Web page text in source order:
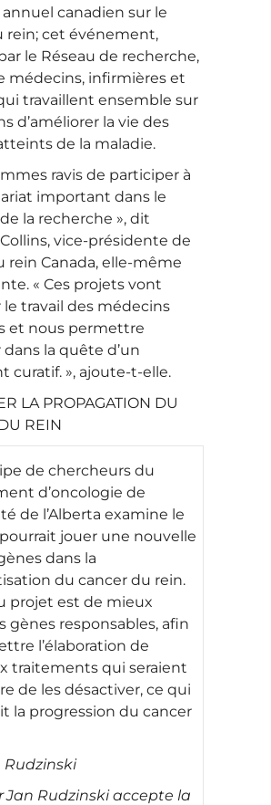
canadien sur le
rein; cet événement,
le Réseau de recherche,
médecins, infirmières et
travaillent ensemble sur
d’améliorer la vie des
de la maladie.
ravis de participer à
important dans le
la recherche », dit
vice-présidente de
rein Canada, elle-même
« Ces projets vont
travail des médecins
et nous permettre
dans la quête d’un
curatif. », ajoute-t-elle.
LA PROPAGATION DU
REIN
de chercheurs du
d’oncologie de
de l’Alberta examine le
jouer une nouvelle
dans la
du cancer du rein.
projet est de mieux
gènes responsables, afin
l’élaboration de
traitements qui seraient
de les désactiver, ce qui
la progression du cancer
Jan Rudzinski accepte la